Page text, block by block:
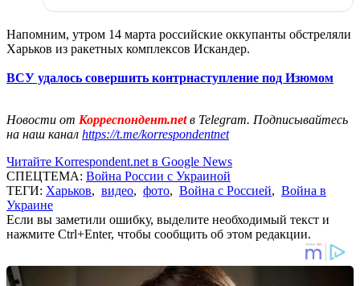
Напомним, утром 14 марта российские оккупанты обстреляли
Харьков из ракетных комплексов Искандер.
ВСУ удалось совершить контрнаступление под Изюмом
Новости от Корреспондент.netв Telegram. Подписывайтесь
на наш канал https://t.me/korrespondentnet
Читайте Korrespondent.net в Google News
СПЕЦТЕМА: Война России с Украиной
ТЕГИ: Харьков, видео, фото, Война с Россией, Война в
Украине
Если вы заметили ошибку, выделите необходимый текст и
нажмите Ctrl+Enter, чтобы сообщить об этом редакции.